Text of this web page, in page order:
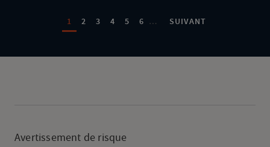
du
américain
PAGE
1 PAGE
2 PAGE
3 PAGE
4 PAGE
5 PAGE
6 … PAGE SUIVANTE
SUIVANT
Avertissement de risque